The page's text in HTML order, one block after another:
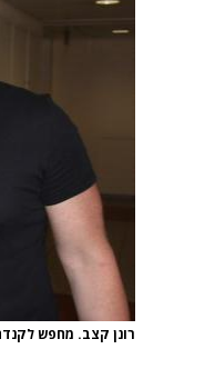
רונן קצב. מחפש